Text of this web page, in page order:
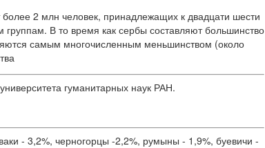
2 млн человек, принадлежащих к двадцати шести
В то время как сербы составляют большинство
самым многочисленным меньшинством (около
гуманитарных наук РАН.
- 3,2%, черногорцы -2,2%, румыны - 1,9%, буевичи -